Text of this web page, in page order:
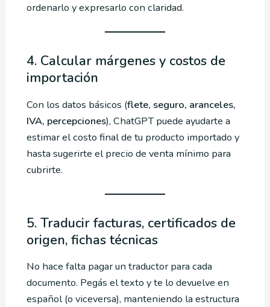
ordenarlo y expresarlo con claridad.
4. Calcular márgenes y costos de
importación
Con los datos básicos (flete, seguro, aranceles,
IVA, percepciones), ChatGPT puede ayudarte a
estimar el costo final de tu producto importado y
hasta sugerirte el precio de venta mínimo para
cubrirte.
5. Traducir facturas, certificados de
origen, fichas técnicas
No hace falta pagar un traductor para cada
documento. Pegás el texto y te lo devuelve en
español (o viceversa), manteniendo la estructura